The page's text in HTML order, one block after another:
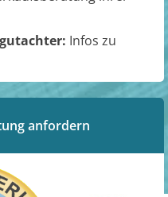
Infos zu
anfordern